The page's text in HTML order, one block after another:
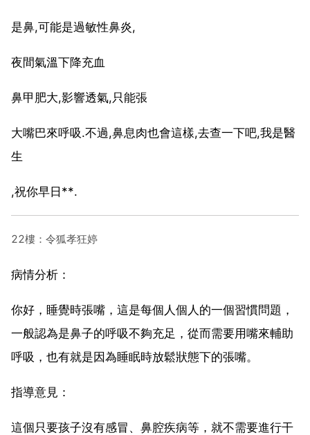
是鼻,可能是過敏性鼻炎,
夜間氣溫下降充血
鼻甲肥大,影響透氣,只能張
大嘴巴來呼吸.不過,鼻息肉也會這樣,去查一下吧,我是醫
生
,祝你早日**.
22樓：令狐孝狂婷
病情分析：
你好，睡覺時張嘴，這是每個人個人的一個習慣問題，
一般認為是鼻子的呼吸不夠充足，從而需要用嘴來輔助
呼吸，也有就是因為睡眠時放鬆狀態下的張嘴。
指導意見：
這個只要孩子沒有感冒、鼻腔疾病等，就不需要進行干